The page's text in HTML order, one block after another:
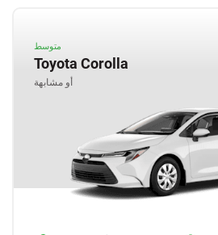
متوسط
Toyota Corolla
أو مشابهة